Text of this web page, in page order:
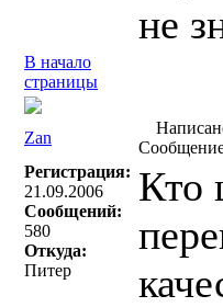
не
В начало
страницы
Zan
Регистрация:
21.09.2006
Сообщений:
580
Откуда:
Питер
Кто